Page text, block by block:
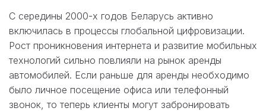
С середины 2000-х годов Беларусь активно
включилась в процессы глобальной цифровизации.
Рост проникновения интернета и развитие мобильных
технологий сильно повлияли на рынок аренды
автомобилей. Если раньше для аренды необходимо
было личное посещение офиса или телефонный
звонок, то теперь клиенты могут забронировать